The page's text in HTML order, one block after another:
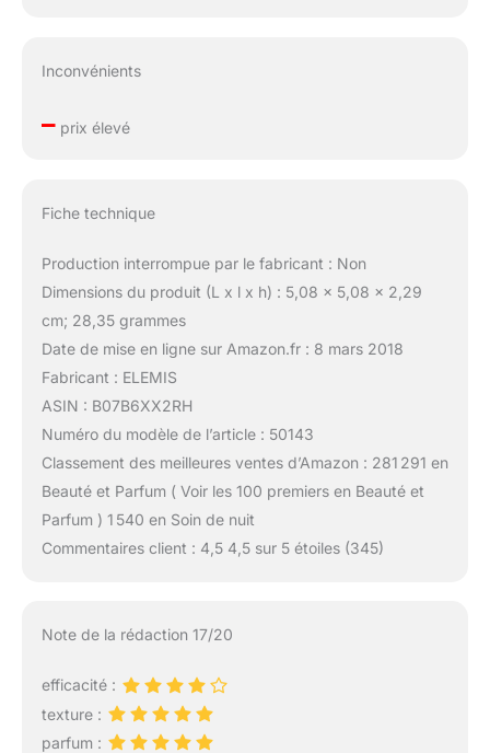
Inconvénients
–prix élevé
Fiche technique
Production interrompue par le fabricant : Non
Dimensions du produit (L x l x h) : 5,08 x 5,08 x 2,29
cm; 28,35 grammes
Date de mise en ligne sur Amazon.fr : 8 mars 2018
Fabricant : ELEMIS
ASIN : B07B6XX2RH
Numéro du modèle de l’article : 50143
Classement des meilleures ventes d’Amazon : 281 291 en
Beauté et Parfum ( Voir les 100 premiers en Beauté et
Parfum ) 1 540 en Soin de nuit
Commentaires client : 4,5 4,5 sur 5 étoiles (345)
Note de la rédaction 17/20
efficacité :
texture :
parfum :